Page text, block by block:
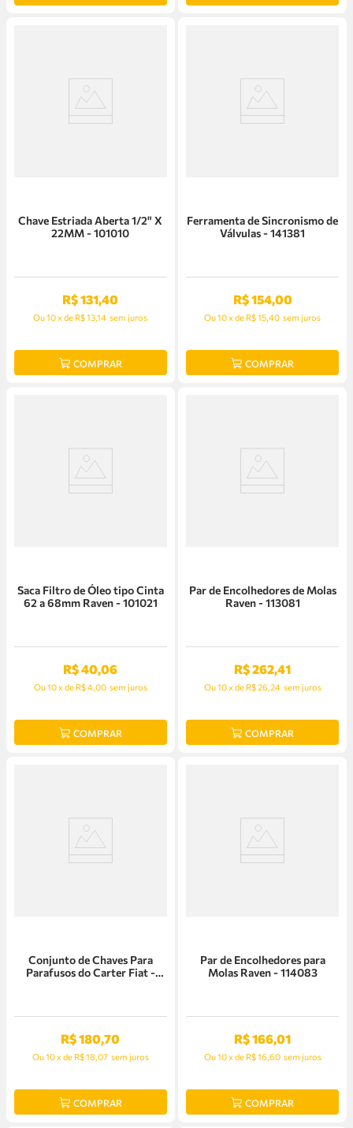
Chave Estriada Aberta 1/2" X
22MM - 101010
R$131,40
Ou10xde R$ 13,14 sem juros
COMPRAR
Ferramenta de Sincronismo de
Válvulas - 141381
R$154,00
Ou10xde R$ 15,40 sem juros
COMPRAR
Saca Filtro de Óleo tipo Cinta
62 a 68mm Raven - 101021
R$40,06
Ou10xde R$ 4,00 sem juros
COMPRAR
Par de Encolhedores de Molas
Raven - 113081
R$262,41
Ou10xde R$ 26,24 sem juros
COMPRAR
Conjunto de Chaves Para
Parafusos do Carter Fiat -
R$180,70
Ou10xde R$ 18,07 sem juros
COMPRAR
Par de Encolhedores para
Molas Raven - 114083
R$166,01
Ou10xde R$ 16,60 sem juros
COMPRAR